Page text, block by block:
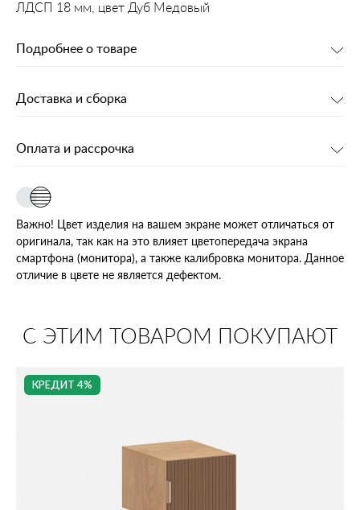
ЛДСП 18 мм, цвет Дуб Медовый
Подробнее о товаре
Доставка и сборка
Оплата и рассрочка
Важно! Цвет изделия на вашем экране может отличаться от
оригинала, так как на это влияет цветопередача экрана
смартфона (монитора), а также калибровка монитора. Данное
отличие в цвете не является дефектом.
С ЭТИМ ТОВАРОМ ПОКУПАЮТ
КРЕДИТ 4%